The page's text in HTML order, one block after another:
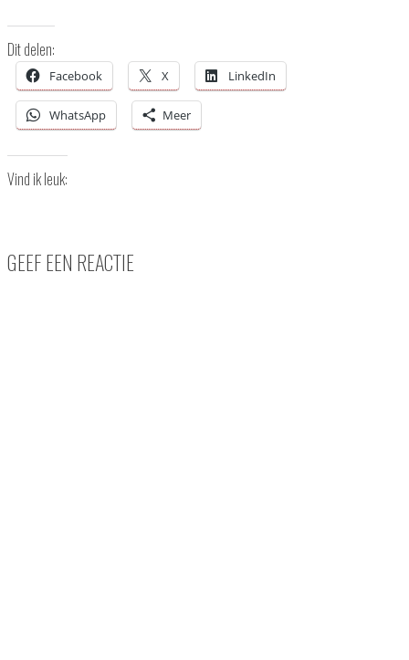
Dit delen:
Facebook X LinkedIn
WhatsApp Meer
Vind ik leuk:
GEEF EEN REACTIE